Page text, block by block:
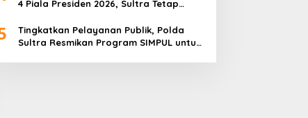
4 Piala Presiden 2026, Sultra Tetap
Tingkatkan Pelayanan Publik, Polda
Sultra Resmikan Program SIMPUL untuk